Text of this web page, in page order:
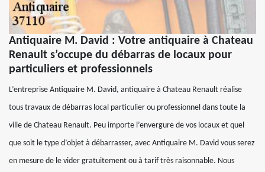
Antiquaire M. David : Votre antiquaire à Chateau
Renault s’occupe du débarras de locaux pour
particuliers et professionnels
L’entreprise Antiquaire M. David, antiquaire à Chateau Renault réalise
tous travaux de débarras local particulier ou professionnel dans toute la
ville de Chateau Renault. Peu importe l’envergure de vos locaux et quel
que soit le type d’objet à débarrasser, avec Antiquaire M. David vous serez
en mesure de le vider gratuitement ou à tarif très raisonnable. Nous